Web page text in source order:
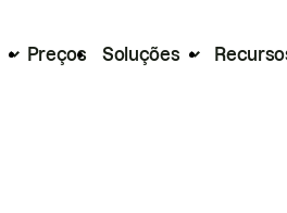
Preços Soluções